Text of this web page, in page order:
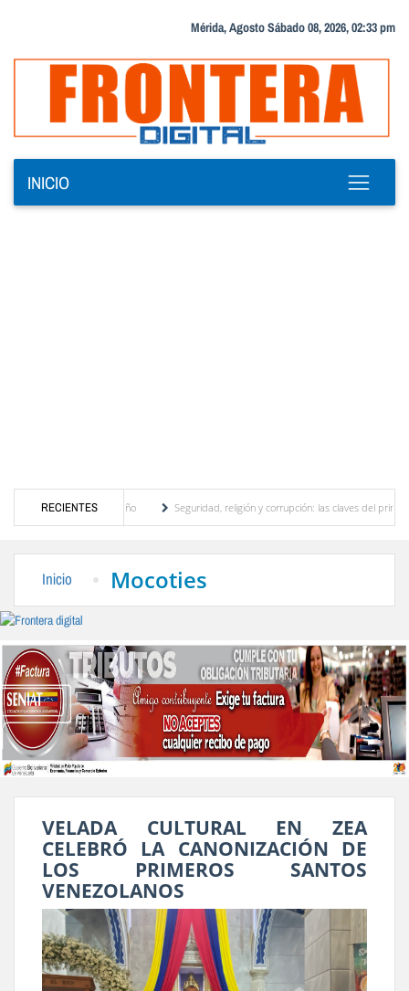
Mérida, Agosto Sábado 08, 2026, 02:33 pm
INICIO
RECIENTES
turístico merideño
Seguridad, religión y corrupción: las claves del primer
Inicio Mocoties
VELADA CULTURAL EN ZEA
CELEBRÓ LA CANONIZACIÓN DE
LOS PRIMEROS SANTOS
VENEZOLANOS